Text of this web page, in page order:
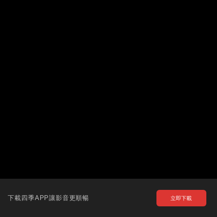
下載四季APP讓影音更順暢 立即下載